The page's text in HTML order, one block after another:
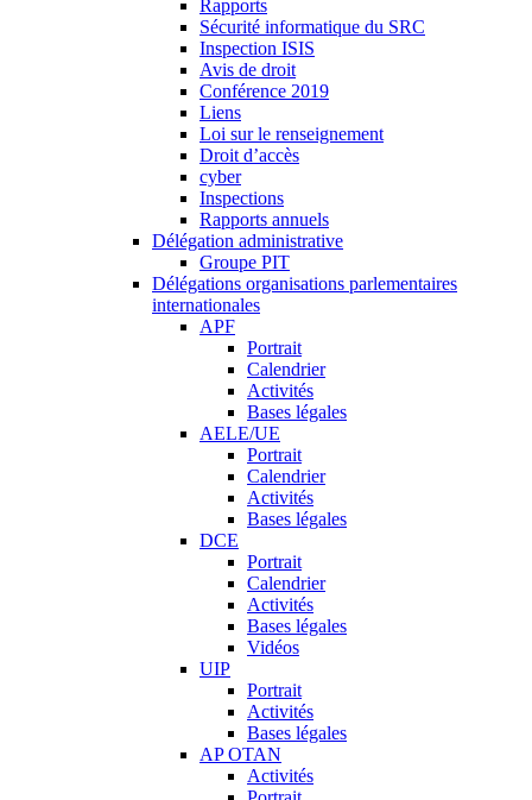
Rapports
Sécurité informatique du SRC
Inspection ISIS
Avis de droit
Conférence 2019
Liens
Loi sur le renseignement
Droit d’accès
cyber
Inspections
Rapports annuels
Délégation administrative
Groupe PIT
Délégations organisations parlementaires
internationales
APF
Portrait
Calendrier
Activités
Bases légales
AELE/UE
Portrait
Calendrier
Activités
Bases légales
DCE
Portrait
Calendrier
Activités
Bases légales
Vidéos
UIP
Portrait
Activités
Bases légales
AP OTAN
Activités